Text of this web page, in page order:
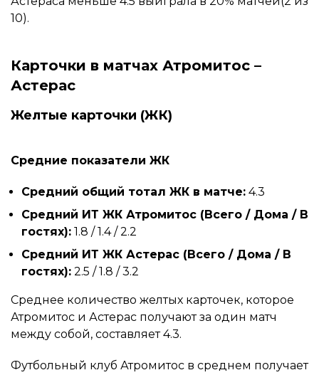
10).
Карточки в матчах Атромитос –
Астерас
Желтые карточки (ЖК)
Средние показатели ЖК
Средний общий тотал ЖК в матче: 4.3
Средний ИТ ЖК Атромитос (Всего / Дома / В
гостях): 1.8 / 1.4 / 2.2
Средний ИТ ЖК Астерас (Всего / Дома / В
гостях): 2.5 / 1.8 / 3.2
Среднее количество желтых карточек, которое
Атромитос и Астерас получают за один матч
между собой, составляет 4.3.
Футбольный клуб Атромитос в среднем получает